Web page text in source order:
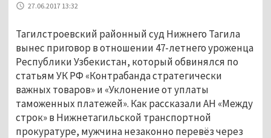
27.06.2017 13:32
Тагилстроевский районный суд Нижнего Тагила
вынес приговор в отношении 47-летнего уроженца
Республики Узбекистан, который обвинялся по
статьям УК РФ «Контрабанда стратегически
важных товаров» и «Уклонение от уплаты
таможенных платежей». Как рассказали АН «Между
строк» в Нижнетагильской транспортной
прокуратуре, мужчина незаконно перевёз через